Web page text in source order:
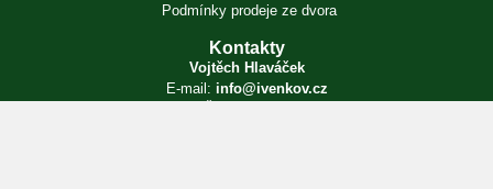
Podmínky prodeje ze dvora
Kontakty
Vojtěch Hlaváček
E-mail: info@ivenkov.cz